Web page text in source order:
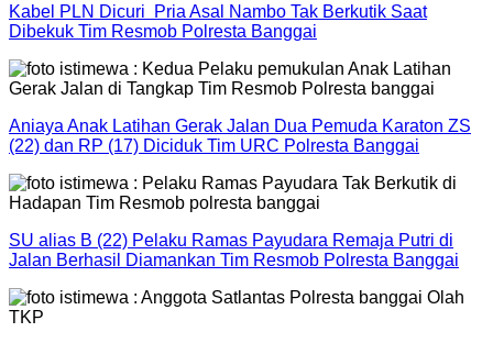
Kabel PLN Dicuri Pria Asal Nambo Tak Berkutik Saat
Dibekuk Tim Resmob Polresta Banggai
Aniaya Anak Latihan Gerak Jalan Dua Pemuda Karaton ZS
(22) dan RP (17) Diciduk Tim URC Polresta Banggai
SU alias B (22) Pelaku Ramas Payudara Remaja Putri di
Jalan Berhasil Diamankan Tim Resmob Polresta Banggai